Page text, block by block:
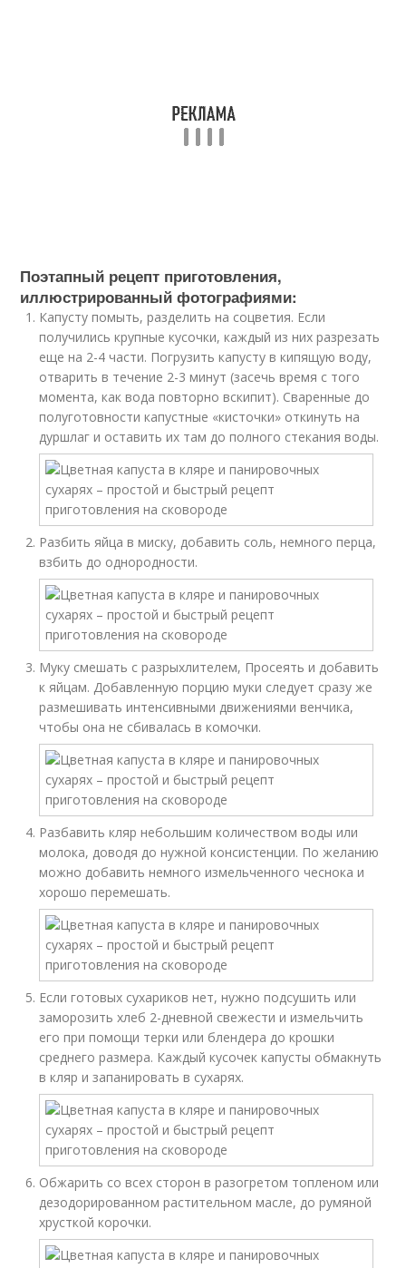
Поэтапный рецепт приготовления,
иллюстрированный фотографиями:
Капусту помыть, разделить на соцветия. Если
получились крупные кусочки, каждый из них разрезать
еще на 2-4 части. Погрузить капусту в кипящую воду,
отварить в течение 2-3 минут (засечь время с того
момента, как вода повторно вскипит). Сваренные до
полуготовности капустные «кисточки» откинуть на
дуршлаг и оставить их там до полного стекания воды.
Разбить яйца в миску, добавить соль, немного перца,
взбить до однородности.
Муку смешать с разрыхлителем, Просеять и добавить
к яйцам. Добавленную порцию муки следует сразу же
размешивать интенсивными движениями венчика,
чтобы она не сбивалась в комочки.
Разбавить кляр небольшим количеством воды или
молока, доводя до нужной консистенции. По желанию
можно добавить немного измельченного чеснока и
хорошо перемешать.
Если готовых сухариков нет, нужно подсушить или
заморозить хлеб 2-дневной свежести и измельчить
его при помощи терки или блендера до крошки
среднего размера. Каждый кусочек капусты обмакнуть
в кляр и запанировать в сухарях.
Обжарить со всех сторон в разогретом топленом или
дезодорированном растительном масле, до румяной
хрусткой корочки.